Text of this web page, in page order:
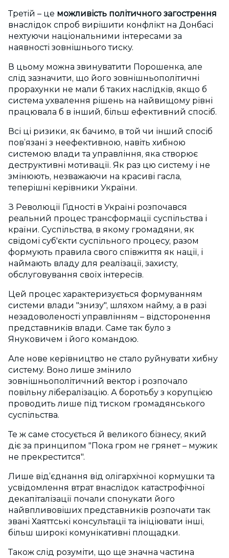
Третій – це можливість політичного загострення
внаслідок спроб вирішити конфлікт на Донбасі
нехтуючи національними інтересами за
наявності зовнішнього тиску.
В цьому можна звинуватити Порошенка, але
слід зазначити, що його зовнішньополітичні
прорахунки не мали б таких наслідків, якщо б
система ухвалення рішень на найвищому рівні
працювала б в інший, більш ефективний спосіб.
Всі ці ризики, як бачимо, в той чи інший спосіб
пов’язані з неефективною, навіть хибною
системою влади та управління, яка створює
деструктивні мотивації. Як раз цю систему і не
змінюють, незважаючи на красиві гасла,
теперішні керівники України.
З Революції Гідності в Україні розпочався
реальний процес трансформації суспільства і
країни. Суспільства, в якому громадяни, як
свідомі суб'єкти суспільного процесу, разом
формують правила свого співжиття як нації, і
наймають владу для реалізації, захисту,
обслуговування своїх інтересів.
Цей процес характеризується формуванням
системи влади "знизу", шляхом найму, а в разі
незадоволеності управлінням – відсторонення
представників влади. Саме так було з
Януковичем і його командою.
Але нове керівництво не стало руйнувати хибну
систему. Воно лише змінило
зовнішньополітичний вектор і розпочало
повільну лібералізацію. А боротьбу з корупцією
проводить лише під тиском громадянського
суспільства.
Те ж саме стосується й великого бізнесу, який
діє за принципом "Пока гром не грянет – мужик
не прекрестится".
Лише від’єднання від олігархічної кормушки та
усвідомлення втрат внаслідок катастрофічної
декапіталізації почали спонукати його
найвпливовіших представників розпочати так
звані Хаяттські консультації та ініціювати інші,
більш широкі комунікативні площадки.
Також слід розуміти, що ще значна частина